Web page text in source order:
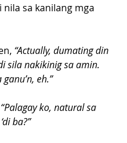
nila sa kanilang mga
“Actually, dumating din
sila nakikinig sa amin.
eh.”
“Palagay ko, natural sa
ba?”